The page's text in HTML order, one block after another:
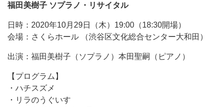
福田美樹子 ソプラノ・リサイタル
日時：2020年10月29日（木）19:00（18:30開場）
会場：さくらホール （渋谷区文化総合センター大和田）
出演：福田美樹子（ソプラノ）本田聖嗣（ピアノ）
【プログラム】
・ハチスズメ
・リラのうぐいす